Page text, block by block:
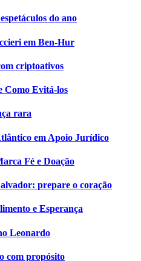
do ano
em Ben-Hur
criptoativos
Como Evitá-los
rara
em Apoio Jurídico
Fé e Doação
prepare o coração
e Esperança
Leonardo
com propósito